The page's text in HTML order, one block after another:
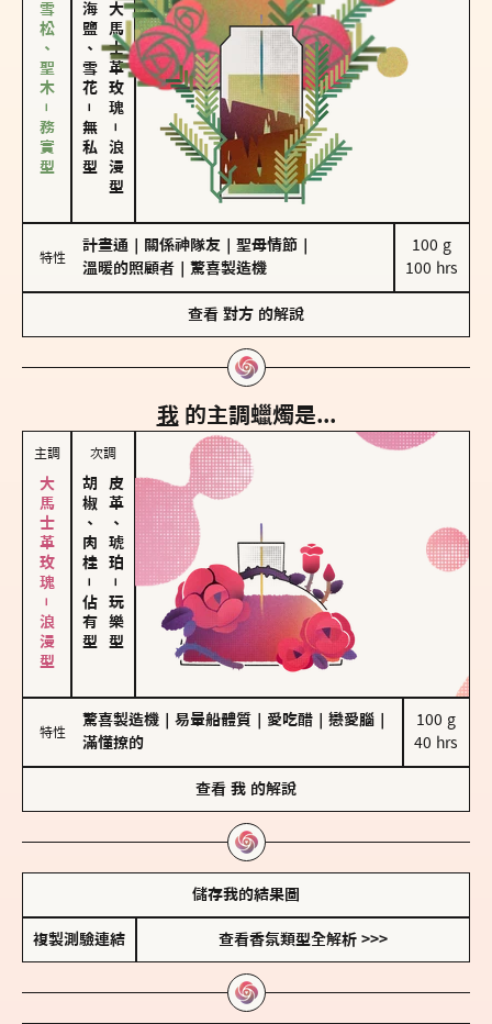
雪松、聖木－務實型 海鹽、雪花
－
無私型
大馬士革玫瑰
－
浪漫型
特性
計畫通 關係神隊友 聖母情節
溫暖的照顧者
驚喜製造機
100 g
100 hrs
查看 對方 的解說
我 的主調蠟燭是...
主調
大馬士革玫瑰－浪漫型
次調
胡椒、肉桂
－
佔有型
皮革、琥珀
－
玩樂型
特性
驚喜製造機 易暈船體質 愛吃醋 戀愛腦
滿懂撩的
100 g
40 hrs
查看 我 的解說
儲存我的結果圖
複製測驗連結 查看香氛類型全解析 >>>